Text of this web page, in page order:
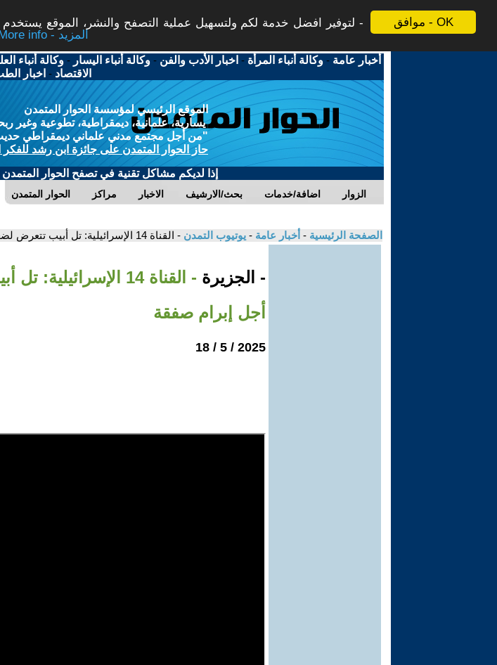
موافق - OK
لتوفير افضل خدمة لكم ولتسهيل عملية التصفح والنشر، الموقع
More info - المزيد
أخبار عامة -وكالة أنباء المرأة - اخبار الأدب والفن -وكالة أنباء اليسار -وكالة أنباء
الاقتصاد - اخبار
الموقع الرئيسي لمؤسسة الحوار المتمدن
يسارية، علمانية، ديمقراطية، تطوعية وغير
"من أجل مجتمع مدني علماني ديمقراطي حديث
حاز الحوار المتمدن على جائزة ابن رشد للفكر
إذا لديكم مشاكل تقنية في تصفح الحوار المتمدن
الحوار المتمدن مراكز الاخبار بحث/الارشيف اضافة/خدمات الزوار
الصفحة الرئيسية - أخبار عامة - يوتيوب التمدن - القناة 14 الإسرائيلية: تل أبيب تتعرض لضغوط شديدة من أجل إبرام صفقة
- الجزيرة
- القناة 14
أجل إبرام صفقة
2025 / 5 / 18